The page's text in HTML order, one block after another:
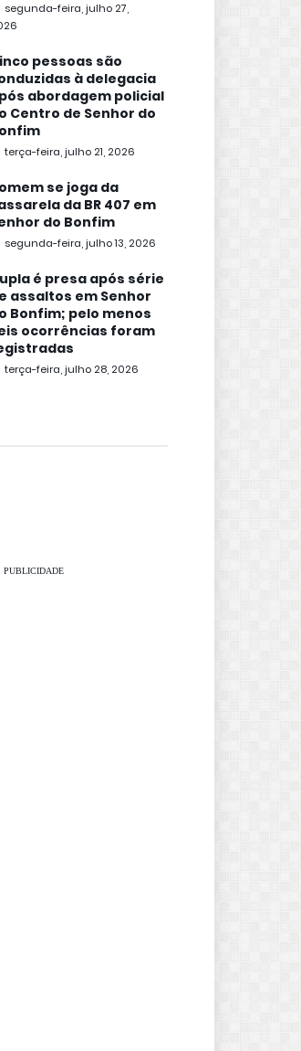
segunda-feira, julho 27,
pessoas são
à delegacia
abordagem policial
Centro de Senhor do
terça-feira, julho 21, 2026
se joga da
da BR 407 em
do Bonfim
segunda-feira, julho 13, 2026
é presa após série
assaltos em Senhor
Bonfim; pelo menos
ocorrências foram
terça-feira, julho 28, 2026
PUBLICIDADE